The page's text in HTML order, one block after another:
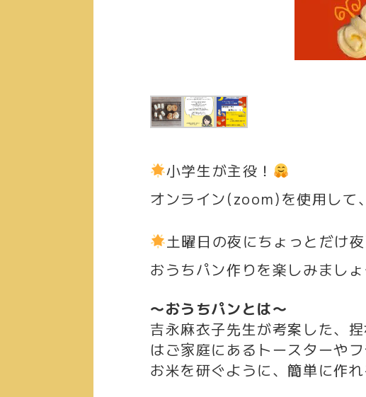
小学生が主役！
オンライン(zoom)を使用して
土曜日の夜にちょっとだけ
おうちパン作りを楽しみまし
〜おうちパンとは〜
吉永麻衣子先生が考案した、
はご家庭にあるトースターやフ
お米を研ぐように、簡単に作